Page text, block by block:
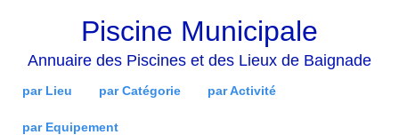
Piscine Municipale
Annuaire des Piscines et des Lieux de Baignade
par Lieu par Catégorie par Activité
par Equipement